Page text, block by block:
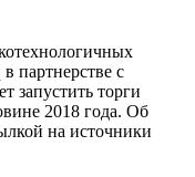
партнерстве с
запустить торги
2018 года. Об
на источники